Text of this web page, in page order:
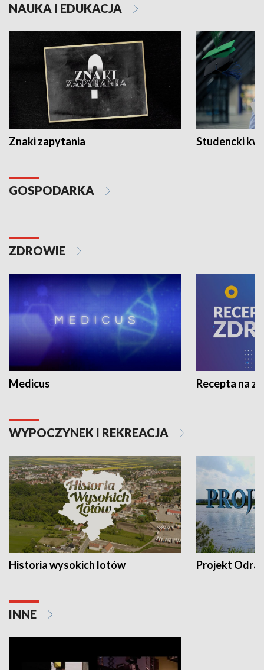
NAUKA I EDUKACJA
Znaki zapytania Studencki
GOSPODARKA
ZDROWIE
Medicus Recepta na
WYPOCZYNEK I REKREACJA
Historia wysokich lotów Projekt Odra
INNE